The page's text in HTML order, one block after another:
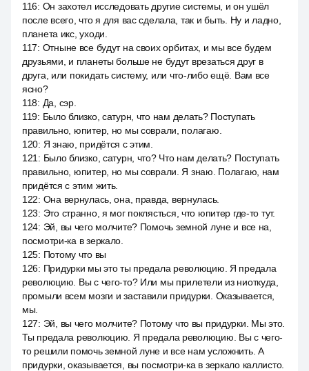
116: Он захотел исследовать другие системы, и он ушёл
после всего, что я для вас сделала, так и быть. Ну и ладно,
планета икс, уходи.
117: Отныне все будут на своих орбитах, и мы все будем
друзьями, и планеты больше не будут врезаться друг в
друга, или покидать систему, или что-либо ещё. Вам все
ясно?
118: Да, сэр.
119: Было близко, сатурн, что нам делать? Поступать
правильно, юпитер, но мы соврали, полагаю.
120: Я знаю, придётся с этим.
121 : Было близко, сатурн, что? Что нам делать? Поступать
правильно, юпитер, но мы соврали. Я знаю. Полагаю, нам
придётся с этим жить.
122: Она вернулась, она, правда, вернулась.
123: Это странно, я мог поклясться, что юпитер где-то тут.
124: Эй, вы чего молчите? Помочь земной луне и все на,
посмотри-ка в зеркало.
125: Потому что вы
126: Придурки мы это ты предала революцию. Я предала
революцию. Вы с чего-то? Или мы прилетели из ниоткуда,
промыли всем мозги и заставили придурки. Оказывается,
мы.
127: Эй, вы чего молчите? Потому что вы придурки. Мы это.
Ты предала революцию. Я предала революцию. Вы с чего-
то решили помочь земной луне и все нам усложнить. А
придурки, оказывается, вы посмотри-ка в зеркало каллисто.